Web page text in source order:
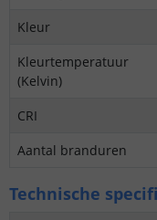
Kleur
Kleurtemperatuur
(Kelvin)
CRI
Aantal branduren
Technische